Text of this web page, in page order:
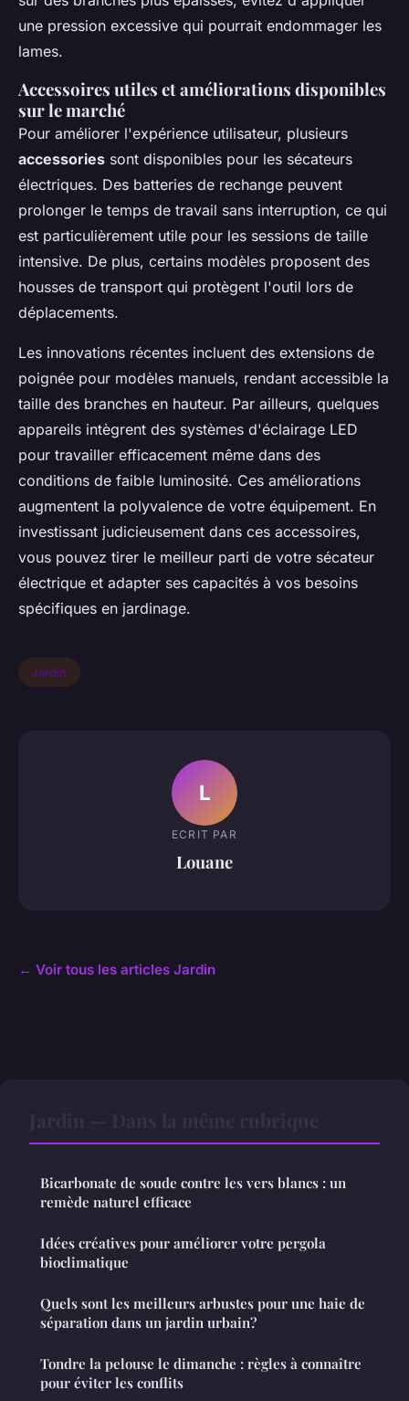
une pression excessive qui pourrait endommager les
lames.
Accessoires utiles et améliorations disponibles
sur le marché
Pour améliorer l'expérience utilisateur, plusieurs
accessories sont disponibles pour les sécateurs
électriques. Des batteries de rechange peuvent
prolonger le temps de travail sans interruption, ce qui
est particulièrement utile pour les sessions de taille
intensive. De plus, certains modèles proposent des
housses de transport qui protègent l'outil lors de
déplacements.
Les innovations récentes incluent des extensions de
poignée pour modèles manuels, rendant accessible la
taille des branches en hauteur. Par ailleurs, quelques
appareils intègrent des systèmes d'éclairage LED
pour travailler efficacement même dans des
conditions de faible luminosité. Ces améliorations
augmentent la polyvalence de votre équipement. En
investissant judicieusement dans ces accessoires,
vous pouvez tirer le meilleur parti de votre sécateur
électrique et adapter ses capacités à vos besoins
spécifiques en jardinage.
Jardin
L
ECRIT PAR
Louane
← Voir tous les articles Jardin
Bicarbonate de soude contre les vers blancs : un
remède naturel efficace
Idées créatives pour améliorer votre pergola
bioclimatique
Quels sont les meilleurs arbustes pour une haie de
séparation dans un jardin urbain?
Tondre la pelouse le dimanche : règles à connaître
pour éviter les conflits